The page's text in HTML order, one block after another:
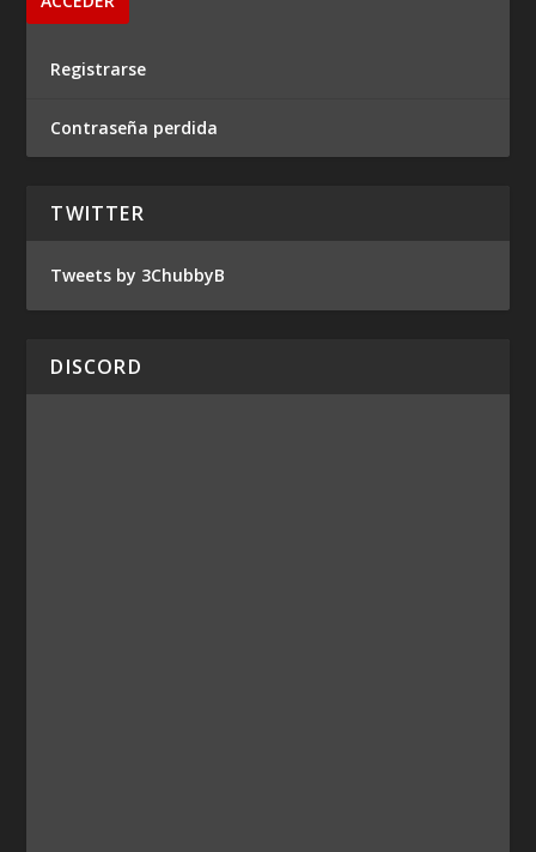
Registrarse
Contraseña perdida
TWITTER
Tweets by 3ChubbyB
DISCORD